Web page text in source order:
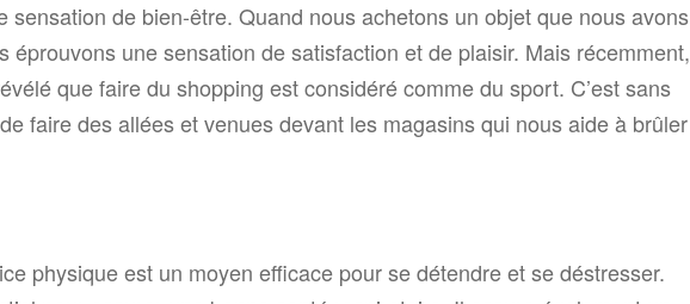
sensation de bien-être. Quand nous achetons un objet que nous avons
éprouvons une sensation de satisfaction et de plaisir. Mais récemment,
que faire du shopping est considéré comme du sport. C’est sans
faire des allées et venues devant les magasins qui nous aide à brûler
physique est un moyen efficace pour se détendre et se déstresser.